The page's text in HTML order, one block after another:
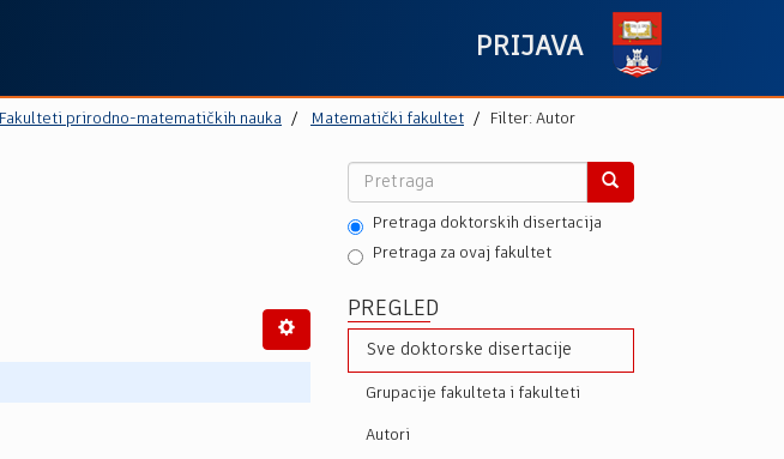
PRIJAVA
Fakulteti prirodno-matematičkih nauka Matematički fakultet Filter: Autor
Pretraga doktorskih disertacija
Pretraga za ovaj fakultet
PREGLED
Sve doktorske disertacije
Grupacije fakulteta i fakulteti
Autori